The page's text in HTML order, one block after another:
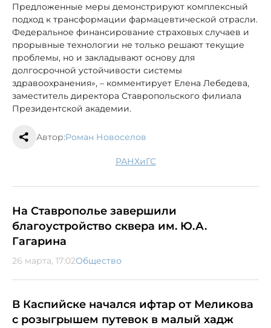
Предложенные меры демонстрируют комплексный
подход к трансформации фармацевтической отрасли.
Федеральное финансирование страховых случаев и
прорывные технологии не только решают текущие
проблемы, но и закладывают основу для
долгосрочной устойчивости системы
здравоохранения», – комментирует Елена Лебедева,
заместитель директора Ставропольского филиала
Президентской академии.
Автор:Роман Новоселов
РАНХиГС
На Ставрополье завершили
благоустройство сквера им. Ю.А.
Гагарина
26 марта, 17:02Общество
В Каспийске начался ифтар от Меликова
с розыгрышем путевок в малый хадж